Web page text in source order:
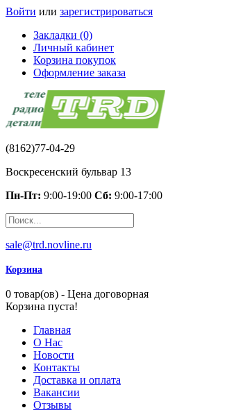
Войти или зарегистрироваться
Закладки (0)
Личный кабинет
Корзина покупок
Оформление заказа
(8162)77-04-29
Воскресенский бульвар 13
Пн-Пт: 9:00-19:00 Сб: 9:00-17:00
sale@trd.novline.ru
Корзина
0 товар(ов) - Цена договорная
Корзина пуста!
Главная
О Нас
Новости
Контакты
Доставка и оплата
Вакансии
Отзывы